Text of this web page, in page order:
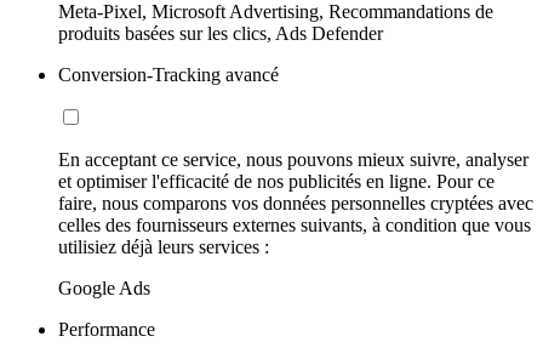
Meta-Pixel, Microsoft Advertising, Recommandations de
produits basées sur les clics, Ads Defender
Conversion-Tracking avancé
En acceptant ce service, nous pouvons mieux suivre, analyser
et optimiser l'efficacité de nos publicités en ligne. Pour ce
faire, nous comparons vos données personnelles cryptées avec
celles des fournisseurs externes suivants, à condition que vous
utilisiez déjà leurs services :
Google Ads
Performance